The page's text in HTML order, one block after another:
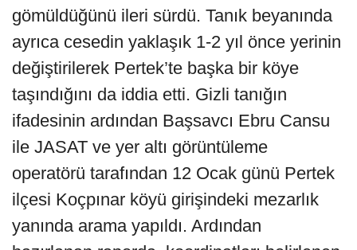
gömüldüğünü ileri sürdü. Tanık beyanında
ayrıca cesedin yaklaşık 1-2 yıl önce yerinin
değiştirilerek Pertek’te başka bir köye
taşındığını da iddia etti. Gizli tanığın
ifadesinin ardından Başsavcı Ebru Cansu
ile JASAT ve yer altı görüntüleme
operatörü tarafından 12 Ocak günü Pertek
ilçesi Koçpınar köyü girişindeki mezarlık
yanında arama yapıldı. Ardından